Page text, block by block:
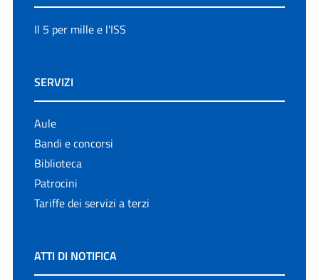
Il 5 per mille e l'ISS
SERVIZI
Aule
Bandi e concorsi
Biblioteca
Patrocini
Tariffe dei servizi a terzi
ATTI DI NOTIFICA